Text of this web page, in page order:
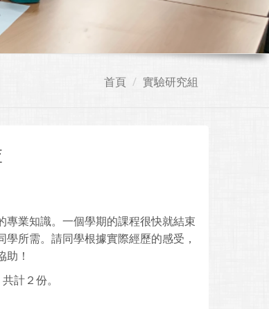
首頁 實驗研究組
業知識。一個學期的課程很快就結束
所需。請同學根據實際經歷的感受，
！
計２份。